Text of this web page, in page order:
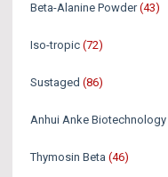
Beta-Alanine Powder (43)
Iso-tropic (72)
Sustaged (86)
Anhui Anke Biotechnology
Thymosin Beta (46)